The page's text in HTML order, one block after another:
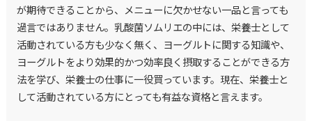
が期待できることから、メニューに欠かせない一品と言っても
過言ではありません。乳酸菌ソムリエの中には、栄養士として
活動されている方も少なく無く、ヨーグルトに関する知識や、
ヨーグルトをより効果的かつ効率良く摂取することができる方
法を学び、栄養士の仕事に一役買っています。現在、栄養士と
して活動されている方にとっても有益な資格と言えます。